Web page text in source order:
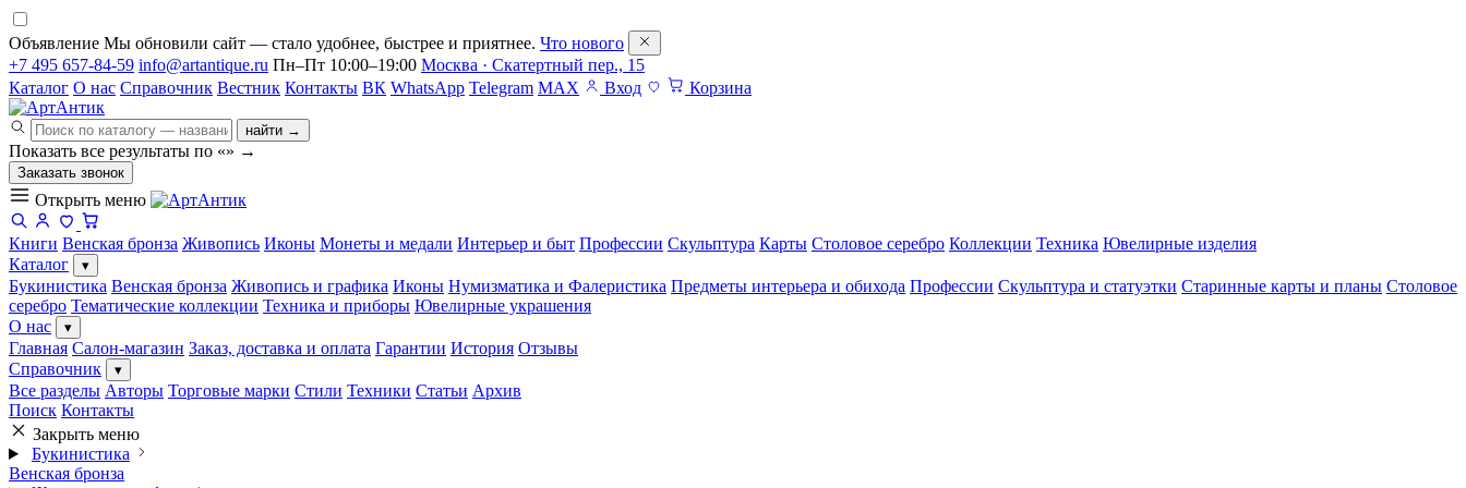
Объявление Мы обновили сайт — стало удобнее, быстрее и приятнее. Что нового
+7 495 657-84-59 info@artantique.ru Пн–Пт 10:00–19:00 Москва · Скатертный пер., 15
Каталог О нас Справочник Вестник Контакты ВК WhatsApp Telegram MAX Вход Корзина
найти →
Показать все результаты по «» →
Заказать звонок
Открыть меню
Книги Венская бронза Живопись Иконы Монеты и медали Интерьер и быт Профессии Скульптура Карты Столовое серебро Коллекции Техника Ювелирные изделия
Каталог
▾
Букинистика Венская бронза Живопись и графика Иконы Нумизматика и Фалеристика Предметы интерьера и обихода Профессии Скульптура и статуэтки Старинные карты и планы Столовое
серебро Тематические коллекции Техника и приборы Ювелирные украшения
О нас
▾
Главная Салон-магазин Заказ, доставка и оплата Гарантии История Отзывы
Справочник
▾
Все разделы Авторы Торговые марки Стили Техники Статьи Архив
Поиск Контакты
Закрыть меню
Букинистика
Венская бронза